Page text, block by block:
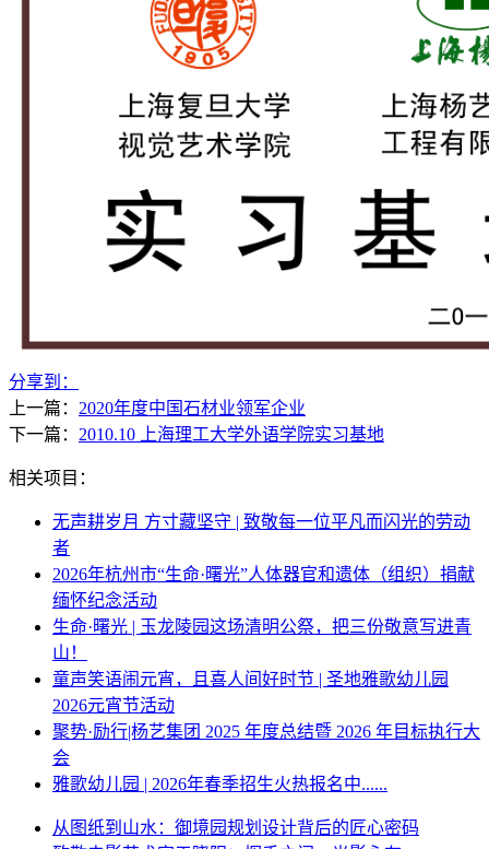
分享到：
上一篇： 2020年度中国石材业领军企业
下一篇： 2010.10 上海理工大学外语学院实习基地
相关项目：
无声耕岁月 方寸藏坚守 | 致敬每一位平凡而闪光的劳动
者
2026年杭州市“生命·曙光”人体器官和遗体（组织）捐献
缅怀纪念活动
生命·曙光 | 玉龙陵园这场清明公祭，把三份敬意写进青
山！
童声笑语闹元宵，且喜人间好时节 | 圣地雅歌幼儿园
2026元宵节活动
聚势·励行|杨艺集团 2025 年度总结暨 2026 年目标执行大
会
雅歌幼儿园 | 2026年春季招生火热报名中......
从图纸到山水：御境园规划设计背后的匠心密码